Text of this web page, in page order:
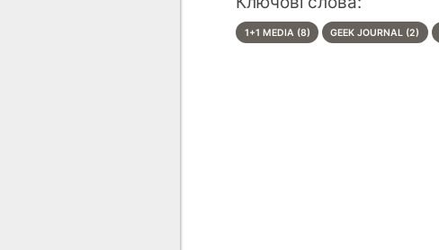
1+1 MEDIA (8) GEEK JOURNAL (2)